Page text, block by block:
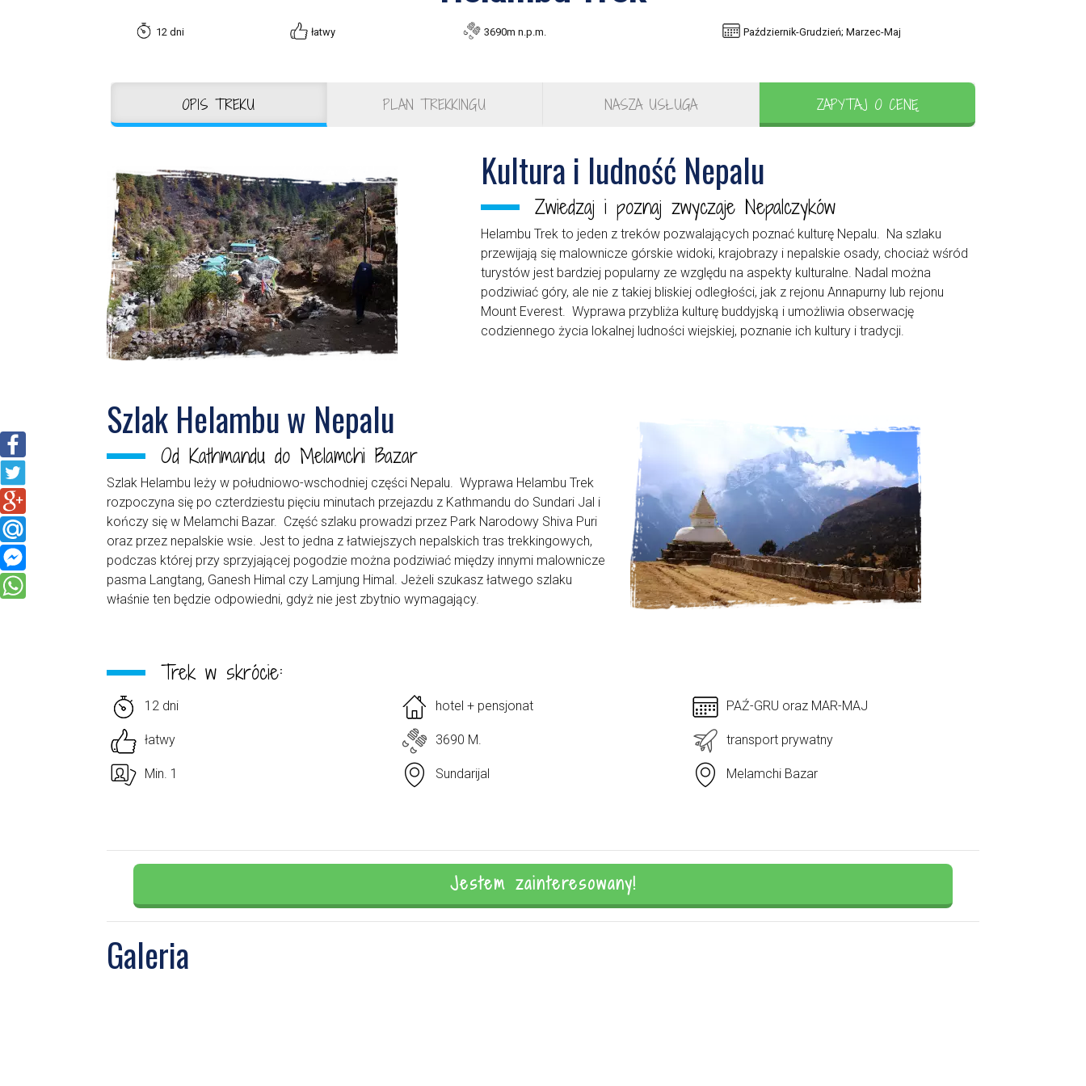
12 dni łatwy 3690m n.p.m. Październik-Grudzień; Marzec-Maj
OPIS TREKU PLAN TREKKINGU NASZA USŁUGA ZAPYTAJ O CENĘ
Kultura i ludność Nepalu
Zwiedzaj i poznaj zwyczaje Nepalczyków
Helambu Trek to jeden z treków pozwalających poznać kulturę Nepalu. Na szlaku
przewijają się malownicze górskie widoki, krajobrazy i nepalskie osady, chociaż wśród
turystów jest bardziej popularny ze względu na aspekty kulturalne. Nadal można
podziwiać góry, ale nie z takiej bliskiej odległości, jak z rejonu Annapurny lub rejonu
Mount Everest. Wyprawa przybliża kulturę buddyjską i umożliwia obserwację
codziennego życia lokalnej ludności wiejskiej, poznanie ich kultury i tradycji.
Szlak Helambu w Nepalu
Od Kathmandu do Melamchi Bazar
Szlak Helambu leży w południowo-wschodniej części Nepalu. Wyprawa Helambu Trek
rozpoczyna się po czterdziestu pięciu minutach przejazdu z Kathmandu do Sundari Jal i
kończy się w Melamchi Bazar. Część szlaku prowadzi przez Park Narodowy Shiva Puri
oraz przez nepalskie wsie. Jest to jedna z łatwiejszych nepalskich tras trekkingowych,
podczas której przy sprzyjającej pogodzie można podziwiać między innymi malownicze
pasma Langtang, Ganesh Himal czy Lamjung Himal. Jeżeli szukasz łatwego szlaku
właśnie ten będzie odpowiedni, gdyż nie jest zbytnio wymagający.
Trek w skrócie:
12 dni hotel + pensjonat PAŹ-GRU oraz MAR-MAJ
łatwy 3690 M. transport prywatny
Min. 1 Sundarijal Melamchi Bazar
Jestem zainteresowany!
Galeria